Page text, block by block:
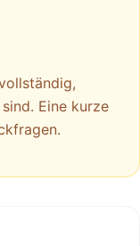
Eine kurze